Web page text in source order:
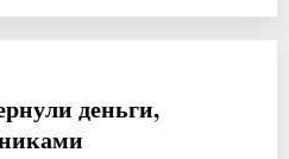
деньги,